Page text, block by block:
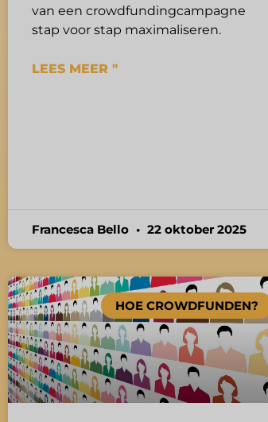
van een crowdfundingcampagne
stap voor stap maximaliseren.
LEES MEER "
Francesca Bello 22 oktober 2025
HOE CROWDFUNDEN?